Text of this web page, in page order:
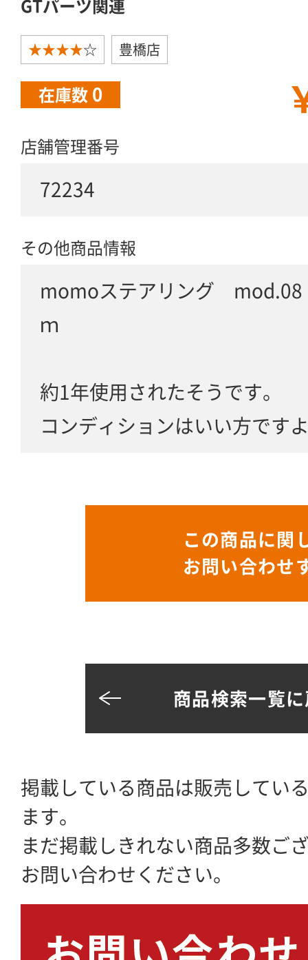
GTパーツ関連
★★★★☆ 豊橋店
在庫数 0
店舗管理番号
72234
その他商品情報
momoステアリング
ｍ
約1年使用されたそうです。
コンディションはいい方です
この商品に関
お問い合わせ
商品検索一覧
掲載している商品は販売してい
ます。
まだ掲載しきれない商品多数ご
お問い合わせください。